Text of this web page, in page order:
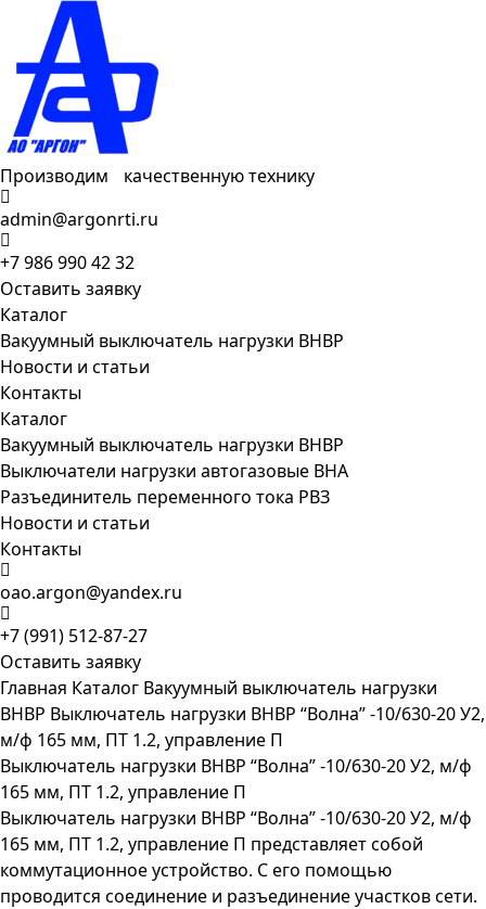
Производим качественную технику
admin@argonrti.ru
+7 986 990 42 32
Оставить заявку
Каталог
Вакуумный выключатель нагрузки ВНВР
Новости и статьи
Контакты
Каталог
Вакуумный выключатель нагрузки ВНВР
Выключатели нагрузки автогазовые ВНА
Разъединитель переменного тока РВЗ
Новости и статьи
Контакты
oao.argon@yandex.ru
+7 (991) 512-87-27
Оставить заявку
Главная Каталог Вакуумный выключатель нагрузки
ВНВР Выключатель нагрузки ВНВР “Волна” -10/630-20 У2,
м/ф 165 мм, ПТ 1.2, управление П
Выключатель нагрузки ВНВР “Волна” -10/630-20 У2, м/ф
165 мм, ПТ 1.2, управление П
Выключатель нагрузки ВНВР “Волна” -10/630-20 У2, м/ф
165 мм, ПТ 1.2, управление П представляет собой
коммутационное устройство. С его помощью
проводится соединение и разъединение участков сети.